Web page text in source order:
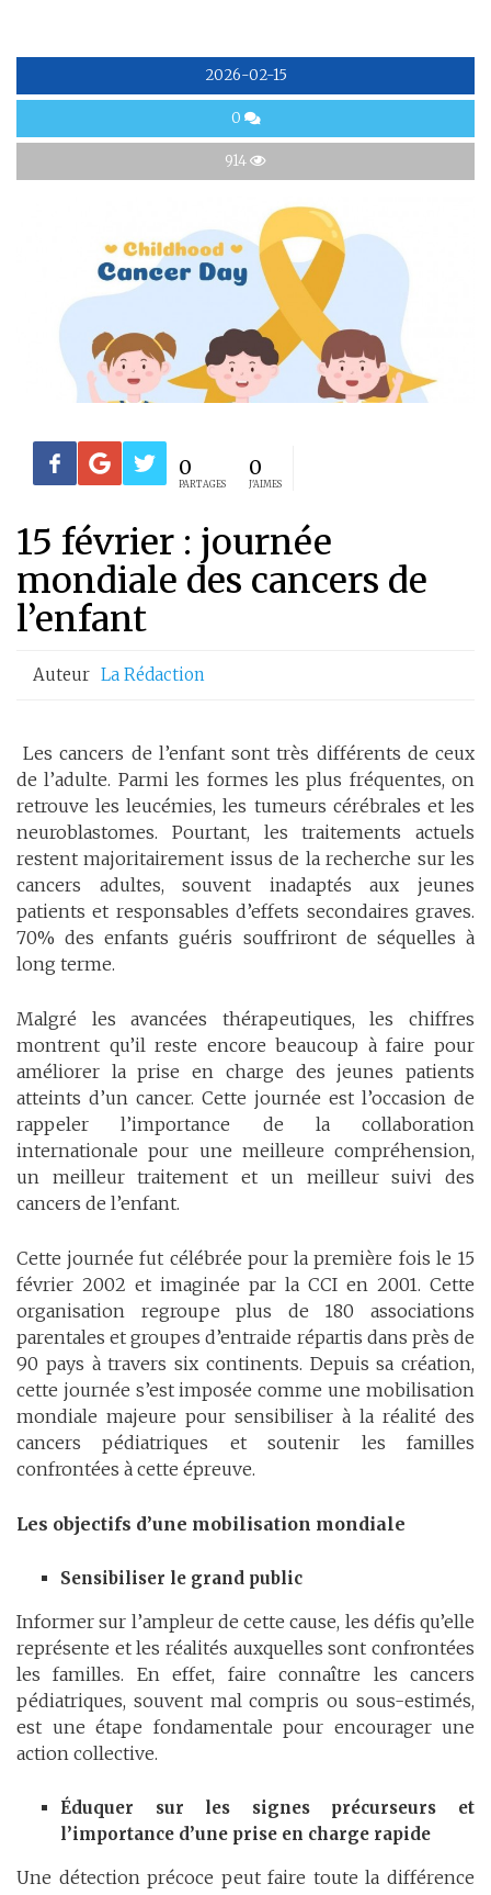
2026-02-15
0
914
0
PARTAGES
0
J'AIMES
15 février : journée
mondiale des cancers de
l’enfant
Auteur La Rédaction
Les cancers de l’enfant sont très différents de ceux
de l’adulte. Parmi les formes les plus fréquentes, on
retrouve les leucémies, les tumeurs cérébrales et les
neuroblastomes. Pourtant, les traitements actuels
restent majoritairement issus de la recherche sur les
cancers adultes, souvent inadaptés aux jeunes
patients et responsables d’effets secondaires graves.
70% des enfants guéris souffriront de séquelles à
long terme.
Malgré les avancées thérapeutiques, les chiffres
montrent qu’il reste encore beaucoup à faire pour
améliorer la prise en charge des jeunes patients
atteints d’un cancer. Cette journée est l’occasion de
rappeler l’importance de la collaboration
internationale pour une meilleure compréhension,
un meilleur traitement et un meilleur suivi des
cancers de l’enfant.
Cette journée fut célébrée pour la première fois le 15
février 2002 et imaginée par la CCI en 2001. Cette
organisation regroupe plus de 180 associations
parentales et groupes d’entraide répartis dans près de
90 pays à travers six continents. Depuis sa création,
cette journée s’est imposée comme une mobilisation
mondiale majeure pour sensibiliser à la réalité des
cancers pédiatriques et soutenir les familles
confrontées à cette épreuve.
Les objectifs d’une mobilisation mondiale
Sensibiliser le grand public
Informer sur l’ampleur de cette cause, les défis qu’elle
représente et les réalités auxquelles sont confrontées
les familles. En effet, faire connaître les cancers
pédiatriques, souvent mal compris ou sous-estimés,
est une étape fondamentale pour encourager une
action collective.
Éduquer sur les signes précurseurs et
l’importance d’une prise en charge rapide
Une détection précoce peut faire toute la différence